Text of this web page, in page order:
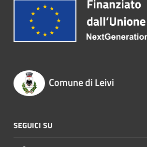
Comune di Leivi
SEGUICI SU